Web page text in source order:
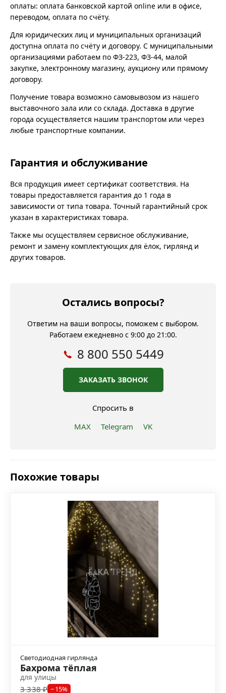
оплаты: оплата банковской картой online или в офисе,
переводом, оплата по счёту.
Для юридических лиц и муниципальных организаций
доступна оплата по счёту и договору. С муниципальными
организациями работаем по ФЗ-223, ФЗ-44, малой
закупке, электронному магазину, аукциону или прямому
договору.
Получение товара возможно самовывозом из нашего
выставочного зала или со склада. Доставка в другие
города осуществляется нашим транспортом или через
любые транспортные компании.
Гарантия и обслуживание
Вся продукция имеет сертификат соответствия. На
товары предоставляется гарантия до 1 года в
зависимости от типа товара. Точный гарантийный срок
указан в характеристиках товара.
Также мы осуществляем сервисное обслуживание,
ремонт и замену комплектующих для ёлок, гирлянд и
других товаров.
Остались вопросы?
Ответим на ваши вопросы, поможем с выбором.
Работаем ежедневно с 9:00 до 21:00.
8 800 550 5449
ЗАКАЗАТЬ ЗВОНОК
Спросить в
MAX
Telegram VK
Похожие товары
Светодиодная гирлянда
Бахрома тёплая
для улицы
3 338 ₽ −15%